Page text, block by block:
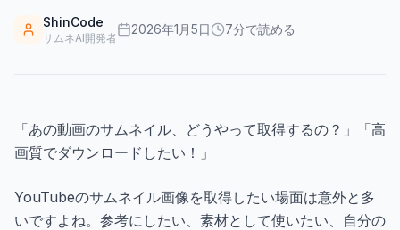
よくある質問
ブログ
無料で始める
ShinCode
サムネAI開発者
2026年1月5日 7分で読める
「あの動画のサムネイル、どうやって取得するの？」「高
画質でダウンロードしたい！」
YouTubeのサムネイル画像を取得したい場面は意外と多
いですよね。参考にしたい、素材として使いたい、自分の